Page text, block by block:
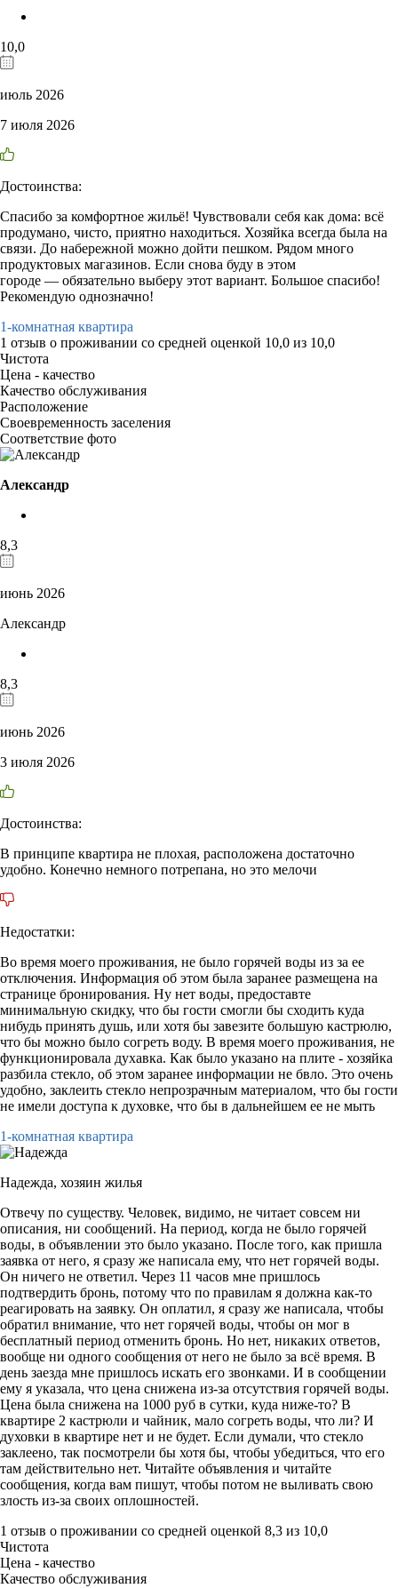
10,0
июль 2026
7 июля 2026
Достоинства:
Спасибо за комфортное жильё! Чувствовали себя как дома: всё
продумано, чисто, приятно находиться. Хозяйка всегда была на
связи. До набережной можно дойти пешком. Рядом много
продуктовых магазинов. Если снова буду в этом
городе — обязательно выберу этот вариант. Большое спасибо!
Рекомендую однозначно!
1-комнатная квартира
1 отзыв о проживании со средней оценкой 10,0 из 10,0
Чистота
Цена - качество
Качество обслуживания
Расположение
Своевременность заселения
Соответствие фото
Александр
8,3
июнь 2026
Александр
8,3
июнь 2026
3 июля 2026
Достоинства:
В принципе квартира не плохая, расположена достаточно
удобно. Конечно немного потрепана, но это мелочи
Недостатки:
Во время моего проживания, не было горячей воды из за ее
отключения. Информация об этом была заранее размещена на
странице бронирования. Ну нет воды, предоставте
минимальную скидку, что бы гости смогли бы сходить куда
нибудь принять душь, или хотя бы завезите большую кастрюлю,
что бы можно было согреть воду. В время моего проживания, не
функционировала духавка. Как было указано на плите - хозяйка
разбила стекло, об этом заранее информации не бвло. Это очень
удобно, заклеить стекло непрозрачным материалом, что бы гости
не имели доступа к духовке, что бы в дальнейшем ее не мыть
1-комнатная квартира
Надежда, хозяин жилья
Отвечу по существу. Человек, видимо, не читает совсем ни
описания, ни сообщений. На период, когда не было горячей
воды, в объявлении это было указано. После того, как пришла
заявка от него, я сразу же написала ему, что нет горячей воды.
Он ничего не ответил. Через 11 часов мне пришлось
подтвердить бронь, потому что по правилам я должна как-то
реагировать на заявку. Он оплатил, я сразу же написала, чтобы
обратил внимание, что нет горячей воды, чтобы он мог в
бесплатный период отменить бронь. Но нет, никаких ответов,
вообще ни одного сообщения от него не было за всё время. В
день заезда мне пришлось искать его звонками. И в сообщении
ему я указала, что цена снижена из-за отсутствия горячей воды.
Цена была снижена на 1000 руб в сутки, куда ниже-то? В
квартире 2 кастрюли и чайник, мало согреть воды, что ли? И
духовки в квартире нет и не будет. Если думали, что стекло
заклеено, так посмотрели бы хотя бы, чтобы убедиться, что его
там действительно нет. Читайте объявления и читайте
сообщения, когда вам пишут, чтобы потом не выливать свою
злость из-за своих оплошностей.
1 отзыв о проживании со средней оценкой 8,3 из 10,0
Чистота
Цена - качество
Качество обслуживания